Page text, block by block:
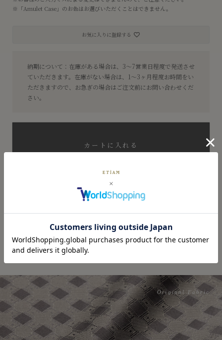
※「Amulet Case」のお色はお選びいただくことはできません。
納期について：在庫がある場合は、3〜7営業日程度で発送させ
ていただきます。在庫がない場合は、1〜3ヶ月程度お時間をい
ただきますので、お急ぎの場合はご注文前にお問い合わせくだ
さい。
お気に入りに登録する
カートに入れる
ショッピングガイド チャットで問い合わせ
Original Fabric